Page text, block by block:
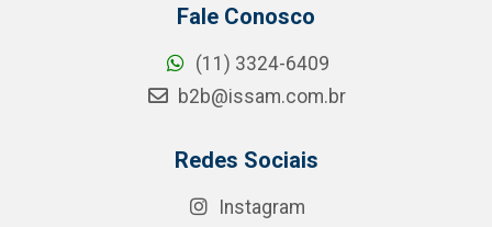
Fale Conosco
(11) 3324-6409
b2b@issam.com.br
Redes Sociais
Instagram